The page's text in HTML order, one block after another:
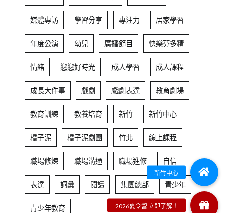
媒體專訪 學習分享 專注力 居家學習
年度公演 幼兒 廣播節目 快樂芬多精
情緒 戀戀好時光 成人學習 成人課程
成長大件事 戲劇 戲劇表達 教育劇場
教育訓練 教養培育 新竹 新竹中心
橘子泥 橘子泥劇團 竹北 線上課程
職場修煉 職場溝通 職場進修 自信
表達 詞彙 閱讀 集團總部 青少年
青少年教育